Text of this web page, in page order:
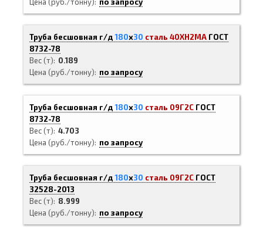
Труба бесшовная г/д180х30 сталь 40ХН2МА ГОСТ
8732-78
Вес (т)
0.189
Цена (руб./тонну)
по запросу
Труба бесшовная г/д180х30 сталь 09Г2С ГОСТ
8732-78
Вес (т) 4.703
Цена (руб./тонну)
по запросу
Труба бесшовная г/д180х30 сталь 09Г2С ГОСТ
32528-2013
Вес (т)
8.999
Цена (руб./тонну)
по запросу